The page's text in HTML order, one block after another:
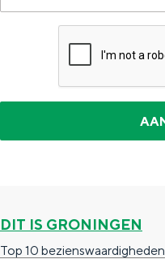
DIT IS GRONINGEN
Top 10 bezienswaardigheden